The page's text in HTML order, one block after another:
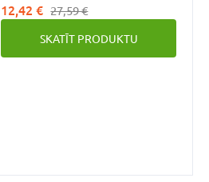
gels respektē visu ādas un matu
tipu, arī vistrauslāko, līdzsvaru,
pateicoties maigajai,
nenolobošajai attīrošajai bāzei.
12,42 € 27,59 €
SKATĪT PRODUKTU